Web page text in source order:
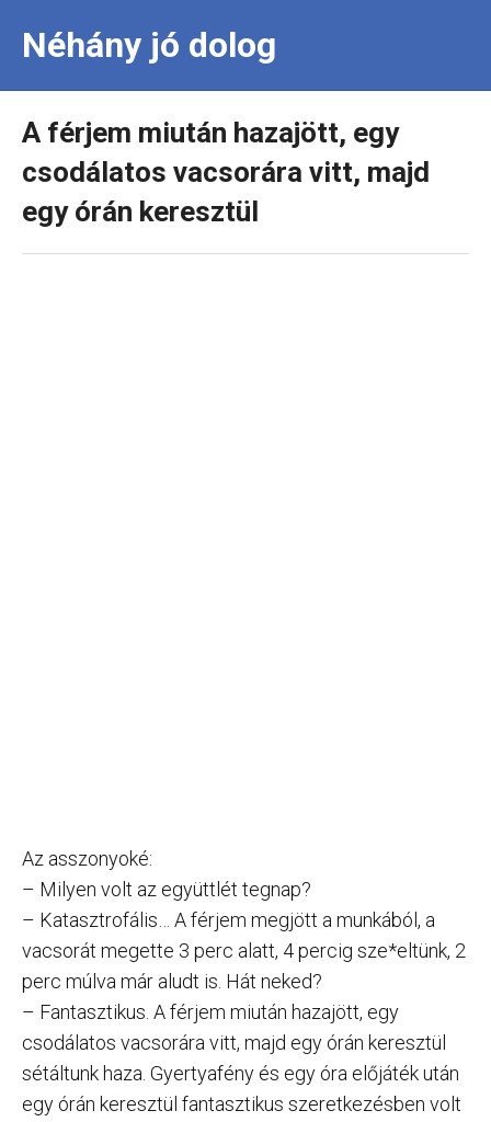
Néhány jó dolog
A férjem miután hazajött, egy
csodálatos vacsorára vitt, majd
egy órán keresztül
Az asszonyoké:
– Milyen volt az együttlét tegnap?
– Katasztrofális… A férjem megjött a munkából, a
vacsorát megette 3 perc alatt, 4 percig sze*eltünk, 2
perc múlva már aludt is. Hát neked?
– Fantasztikus. A férjem miután hazajött, egy
csodálatos vacsorára vitt, majd egy órán keresztül
sétáltunk haza. Gyertyafény és egy óra előjáték után
egy órán keresztül fantasztikus szeretkezésben volt